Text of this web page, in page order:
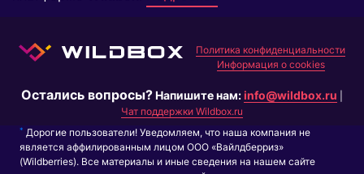
Политика конфиденциальности
Информация о cookies
Остались вопросы?Напишите нам:info@wildbox.ru
Чат поддержки Wildbox.ru
* Дорогие пользователи! Уведомляем, что наша компания не
является аффилированным лицом ООО «Вайлдберриз»
(Wildberries). Все материалы и иные сведения на нашем сайте